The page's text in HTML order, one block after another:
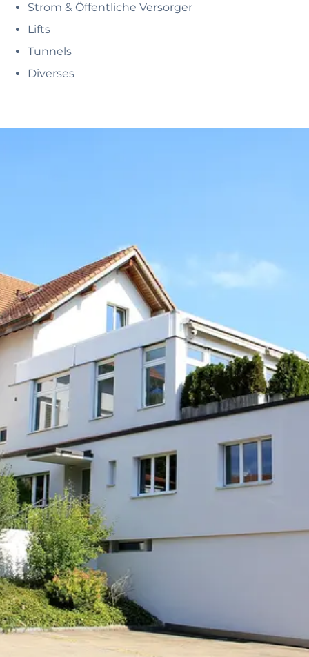
Strom & Öffentliche Versorger
Lifts
Tunnels
Diverses